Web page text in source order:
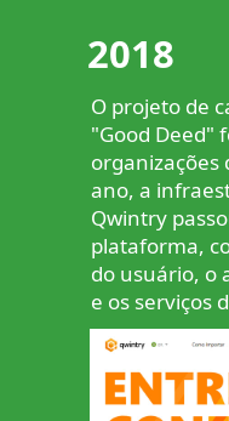
2018
O projeto de
"Good Deed"
organizações
ano, a
Qwintry
plataforma,
do usuário, o
e os serviços